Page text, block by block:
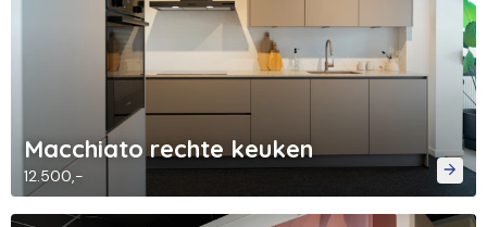
Macchiato rechte keuken
12.500,-